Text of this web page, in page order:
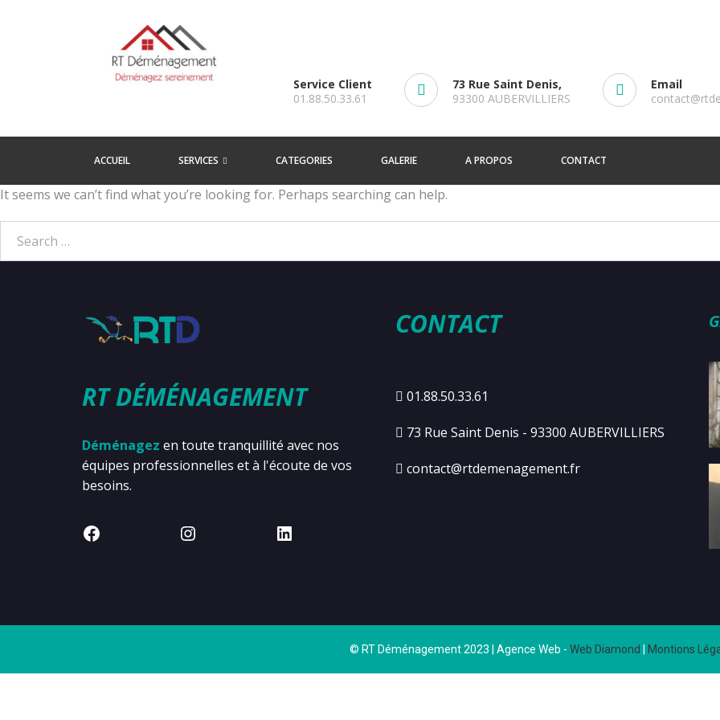
Service Client
01.88.50.33.61
73 Rue Saint Denis,
93300 AUBERVILLIERS
Email
ACCUEIL SERVICES CATEGORIES GALERIE A PROPOS CONTACT
It seems we can’t find what you’re looking for. Perhaps searching can help.
RT DÉMÉNAGEMENT
Déménagez en toute tranquillité avec nos
équipes professionnelles et à l'écoute de vos
besoins.
CONTACT
01.88.50.33.61
73 Rue Saint Denis - 93300 AUBERVILLIERS
contact@rtdemenagement.fr
© RT Déménagement 2023 | Agence Web - Web Diamond Montions